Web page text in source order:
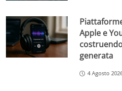
Apple e
generata
4 Agosto